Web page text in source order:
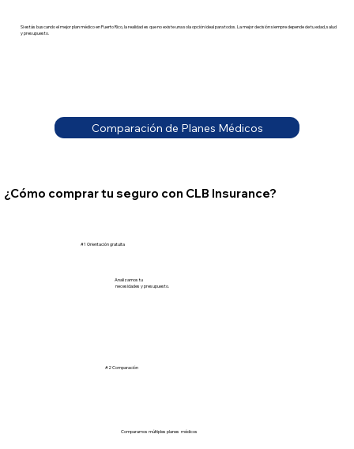
Si estás buscando el mejor plan médico en Puerto Rico, la realidad es que no existe una sola opción ideal para todos. La mejor decisión siempre depende de tu edad, salud
y presupuesto.
Comparación de Planes Médicos
¿Cómo comprar tu seguro con CLB Insurance?
#1 Orientación gratuita
Analizamos tu
necesidades y presupuesto.
#2 Comparación
Comparamos múltiples planes médicos